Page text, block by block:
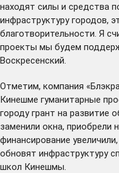
находят силы и средства
инфраструктуру городов,
благотворительности. Я
проекты мы будем
Воскресенский.
Отметим, компания
Кинешме гуманитарные
городу грант на развитие
заменили окна, приобрели
финансирование
обновят инфраструктуру
школ Кинешмы.